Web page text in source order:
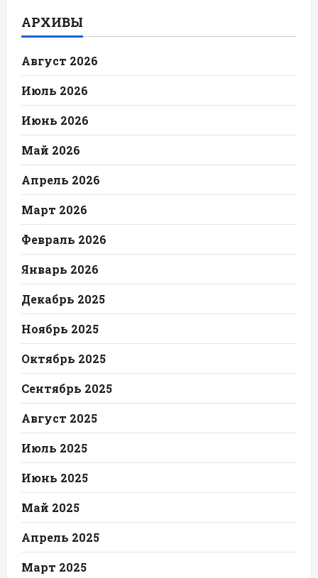
АРХИВЫ
Август 2026
Июль 2026
Июнь 2026
Май 2026
Апрель 2026
Март 2026
Февраль 2026
Январь 2026
Декабрь 2025
Ноябрь 2025
Октябрь 2025
Сентябрь 2025
Август 2025
Июль 2025
Июнь 2025
Май 2025
Апрель 2025
Март 2025